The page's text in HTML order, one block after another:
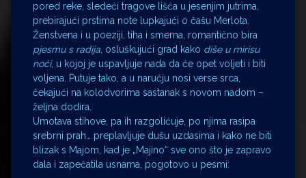
pored reke, sledeći tragove lišća u jesenjim jutrima,
prebirajući prstima note lupkajući o čašu Merlota.
Ženstvena i u poeziji, tiha i smerna, romantično bira
pjesmu s radija, osluškujući grad kako diše u mirisu
noći, u kojoj je uspavljuje nada da će opet voljeti i biti
voljena. Putuje tako, a u naručju nosi verse srca,
čekajući na kolodvorima sastanak s novom nadom –
željna dodira.
Umotava stihove, pa ih razgolićuje, po njima rasipa
srebrni prah… preplavljuje dušu uzdasima i kako ne biti
blizak s Majom, kad je „Majino“ sve ono što je zapravo
dala i zapečatila usnama, pogotovo u pesmi: